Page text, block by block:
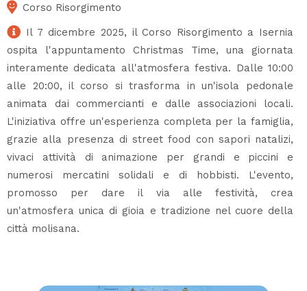
Corso Risorgimento
Il 7 dicembre 2025, il Corso Risorgimento a Isernia
ospita l'appuntamento Christmas Time, una giornata
interamente dedicata all'atmosfera festiva. Dalle 10:00
alle 20:00, il corso si trasforma in un'isola pedonale
animata dai commercianti e dalle associazioni locali.
L'iniziativa offre un'esperienza completa per la famiglia,
grazie alla presenza di street food con sapori natalizi,
vivaci attività di animazione per grandi e piccini e
numerosi mercatini solidali e di hobbisti. L'evento,
promosso per dare il via alle festività, crea
un'atmosfera unica di gioia e tradizione nel cuore della
città molisana.